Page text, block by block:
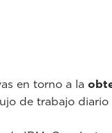
en torno a la
de trabajo